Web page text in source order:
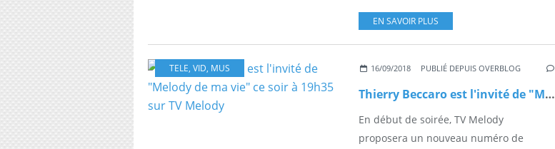
EN SAVOIR PLUS
TELE, VID, MUS 16/09/2018 PUBLIÉ DEPUIS OVERBLOG
Thierry Beccaro est l'invité de "Melody de ma vie" ce soir à 19h35 sur TV Melody
En début de soirée, TV Melody
proposera un nouveau numéro de